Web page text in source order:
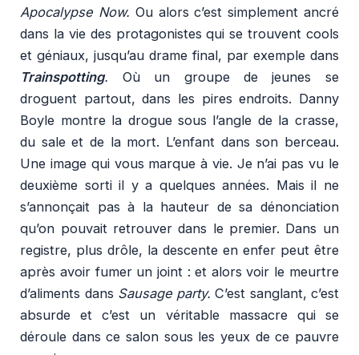
Apocalypse Now. Ou alors c’est simplement ancré
dans la vie des protagonistes qui se trouvent cools
et géniaux, jusqu’au drame final, par exemple dans
Trainspotting. Où un groupe de jeunes se
droguent partout, dans les pires endroits. Danny
Boyle montre la drogue sous l’angle de la crasse,
du sale et de la mort. L’enfant dans son berceau.
Une image qui vous marque à vie. Je n’ai pas vu le
deuxième sorti il y a quelques années. Mais il ne
s’annonçait pas à la hauteur de sa dénonciation
qu’on pouvait retrouver dans le premier. Dans un
registre, plus drôle, la descente en enfer peut être
après avoir fumer un joint : et alors voir le meurtre
d’aliments dans Sausage party.C’est sanglant, c’est
absurde et c’est un véritable massacre qui se
déroule dans ce salon sous les yeux de ce pauvre